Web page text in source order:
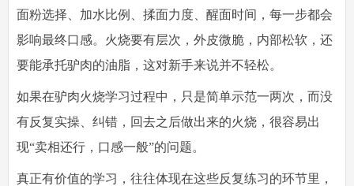
面粉选择、加水比例、揉面力度、醒面时间，每一步都会
影响最终口感。火烧要有层次，外皮微脆，内部松软，还
要能承托驴肉的油脂，这对新手来说并不轻松。
如果在驴肉火烧学习过程中，只是简单示范一两次，而没
有反复实操、纠错，回去之后做出来的火烧，很容易出
现“卖相还行，口感一般”的问题。
真正有价值的学习，往往体现在这些反复练习的环节里，